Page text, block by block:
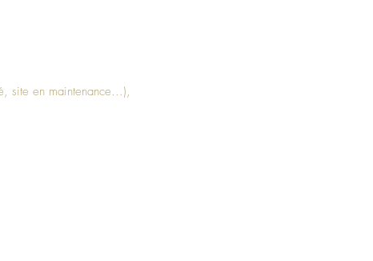
site en maintenance...),